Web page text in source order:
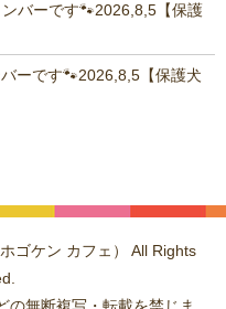
バーです🐾2026,8,5【保護
ーです🐾2026,8,5【保護犬
ゴケン カフェ） All Rights